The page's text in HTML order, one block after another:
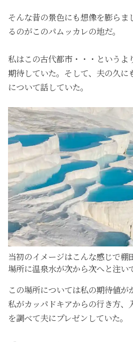
そんな昔の景色にも想像を膨らま
るのがこのパムッカレの地だ。
私はこの古代都市・・・というよ
期待していた。そして、夫の久に
について話していた。
当初のイメージはこんな感じで棚
場所に温泉水が次から次へと注い
この場所については私の期待値が
私がカッパドキアからの行き方、
を調べて夫にプレゼンしていた。